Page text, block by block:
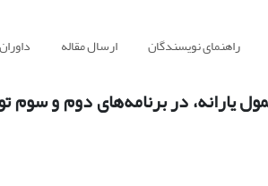
راهنمای نویسندگان ارسال مقاله داوران
یارانه، در برنامه‌های دوم و